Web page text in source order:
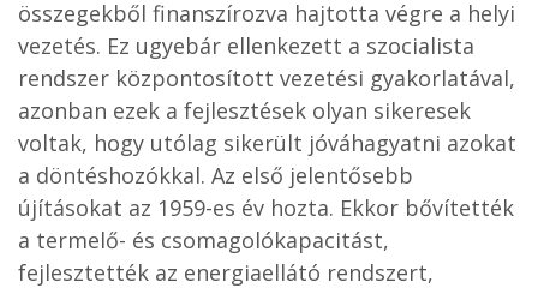
összegekből finanszírozva hajtotta végre a helyi
vezetés. Ez ugyebár ellenkezett a szocialista
rendszer központosított vezetési gyakorlatával,
azonban ezek a fejlesztések olyan sikeresek
voltak, hogy utólag sikerült jóváhagyatni azokat
a döntéshozókkal. Az első jelentősebb
újításokat az 1959-es év hozta. Ekkor bővítették
a termelő- és csomagolókapacitást,
fejlesztették az energiaellátó rendszert,